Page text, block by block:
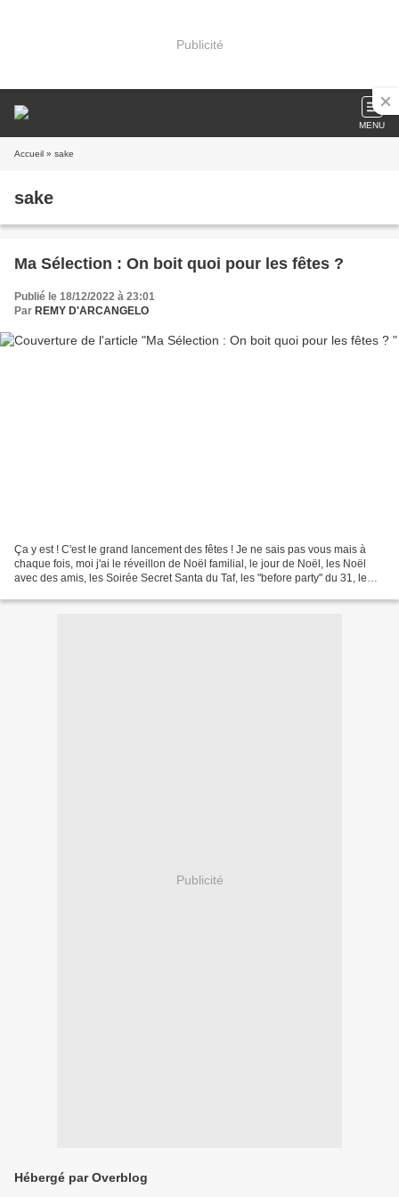
Publicité
MENU
Accueil » sake
sake
Ma Sélection : On boit quoi pour les fêtes ?
Publié le 18/12/2022 à 23:01
Par REMY D'ARCANGELO
Ça y est ! C'est le grand lancement des fêtes ! Je ne sais pas vous mais à
chaque fois, moi j'ai le réveillon de Noël familial, le jour de Noël, les Noël
avec des amis, les Soirée Secret Santa du Taf, les "before party" du 31, le
Publicité
Hébergé par Overblog